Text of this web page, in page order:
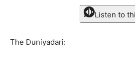
Listen to
The Duniyadari: